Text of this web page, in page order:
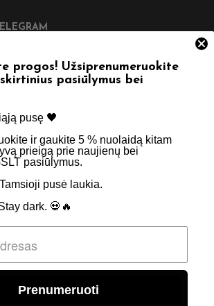
Taisyklės & Nuostatos
Privatumo politika
Apie Mus
Didmenos užklausos
progos! Užsiprenumeruokite
pasiūlymus bei
pusę 🖤
ir gaukite 5 % nuolaidą kitam
prieigą prie naujienų bei
pasiūlymus.
pusė laukia.
dark. 💀🔥
Prenumeruoti